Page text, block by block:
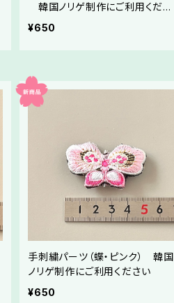
韓国ノリゲ制作にご利用くださ
い
¥650
手刺繍パーツ（蝶・ピンク） 韓国
ノリゲ制作にご利用ください
¥650